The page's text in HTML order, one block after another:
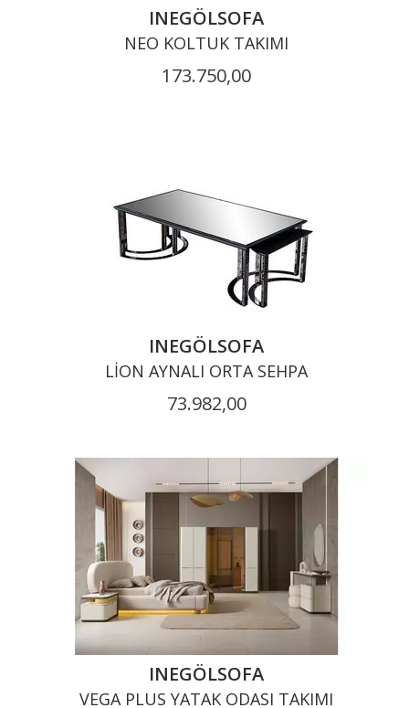
INEGÖLSOFA
NEO KOLTUK TAKIMI
173.750,00
INEGÖLSOFA
LION AYNALI ORTA SEHPA
73.982,00
INEGÖLSOFA
VEGA PLUS YATAK ODASI TAKIMI